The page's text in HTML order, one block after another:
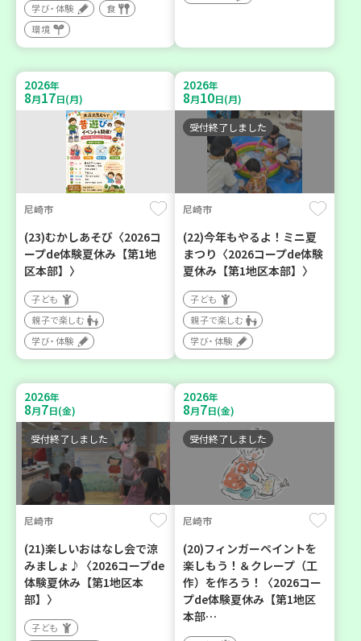
学び・体験
食
環境
2026年
8月17日(月)
尼崎市
(23)むかしあそび〈2026コ
ープde体験夏休み【第1地
区本部】〉
子ども
親子で楽しむ
学び・体験
2026年
8月10日(月)
受付終了しました
尼崎市
(22)今年もやるよ！ミニ夏
まつり〈2026コープde体験
夏休み【第1地区本部】〉
子ども
親子で楽しむ
学び・体験
2026年
8月7日(金)
受付終了しました
尼崎市
(21)楽しいおはなし会で涼
みましょ♪〈2026コープde
体験夏休み【第1地区本
部】〉
子ども
2026年
8月7日(金)
受付終了しました
尼崎市
(20)フィンガーペイントを
楽しもう！＆クレープ（工
作）を作ろう！〈2026コー
プde体験夏休み【第1地区
本部…